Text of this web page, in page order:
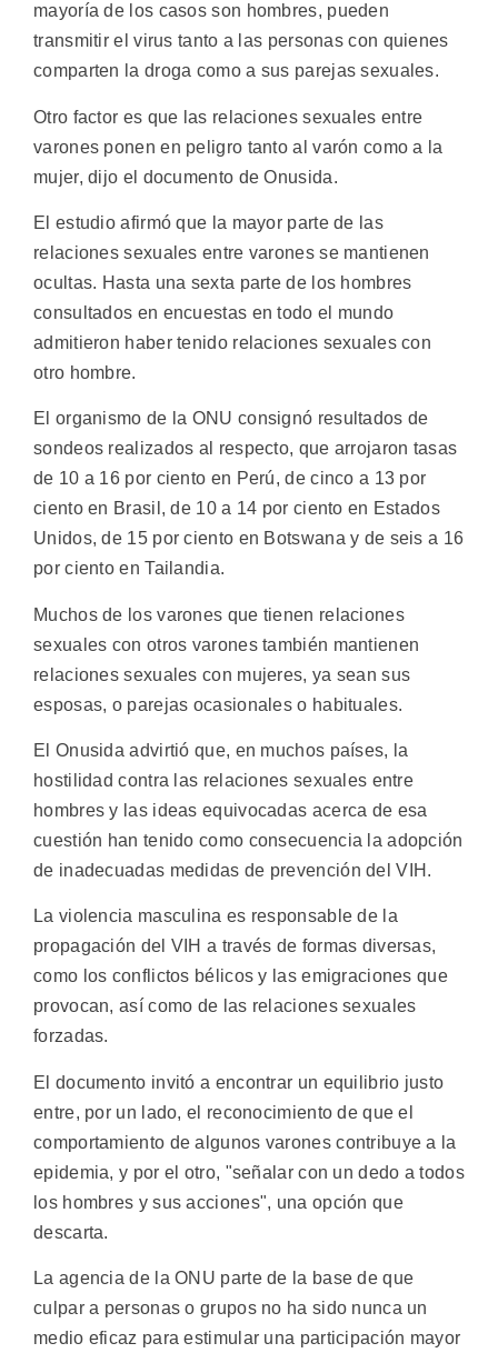
mayoría de los casos son hombres, pueden
transmitir el virus tanto a las personas con quienes
comparten la droga como a sus parejas sexuales.
Otro factor es que las relaciones sexuales entre
varones ponen en peligro tanto al varón como a la
mujer, dijo el documento de Onusida.
El estudio afirmó que la mayor parte de las
relaciones sexuales entre varones se mantienen
ocultas. Hasta una sexta parte de los hombres
consultados en encuestas en todo el mundo
admitieron haber tenido relaciones sexuales con
otro hombre.
El organismo de la ONU consignó resultados de
sondeos realizados al respecto, que arrojaron tasas
de 10 a 16 por ciento en Perú, de cinco a 13 por
ciento en Brasil, de 10 a 14 por ciento en Estados
Unidos, de 15 por ciento en Botswana y de seis a 16
por ciento en Tailandia.
Muchos de los varones que tienen relaciones
sexuales con otros varones también mantienen
relaciones sexuales con mujeres, ya sean sus
esposas, o parejas ocasionales o habituales.
El Onusida advirtió que, en muchos países, la
hostilidad contra las relaciones sexuales entre
hombres y las ideas equivocadas acerca de esa
cuestión han tenido como consecuencia la adopción
de inadecuadas medidas de prevención del VIH.
La violencia masculina es responsable de la
propagación del VIH a través de formas diversas,
como los conflictos bélicos y las emigraciones que
provocan, así como de las relaciones sexuales
forzadas.
El documento invitó a encontrar un equilibrio justo
entre, por un lado, el reconocimiento de que el
comportamiento de algunos varones contribuye a la
epidemia, y por el otro, "señalar con un dedo a todos
los hombres y sus acciones", una opción que
descarta.
La agencia de la ONU parte de la base de que
culpar a personas o grupos no ha sido nunca un
medio eficaz para estimular una participación mayor